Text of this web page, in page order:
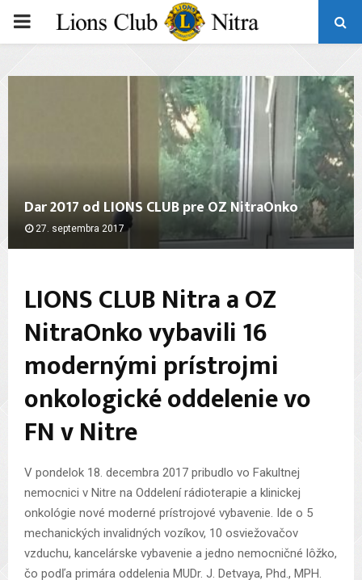
PRIMARY
Dar 2017 od LIONS CLUB pre OZ NitraOnko
27. septembra 2017
LIONS CLUB Nitra a OZ
NitraOnko vybavili 16
modernými prístrojmi
onkologické oddelenie vo
FN v Nitre
V pondelok 18. decembra 2017 pribudlo vo Fakultnej
nemocnici v Nitre na Oddelení rádioterapie a klinickej
onkológie nové moderné prístrojové vybavenie. Ide o 5
mechanických invalidných vozíkov, 10 osviežovačov
vzduchu, kancelárske vybavenie a jedno nemocničné lôžko,
čo podľa primára oddelenia MUDr. J. Detvaya, Phd., MPH.